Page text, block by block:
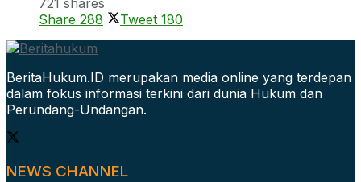
721 shares
Share 288 Tweet 180
BeritaHukum.ID merupakan media online yang terdepan
dalam fokus informasi terkini dari dunia Hukum dan
Perundang-Undangan.
NEWS CHANNEL